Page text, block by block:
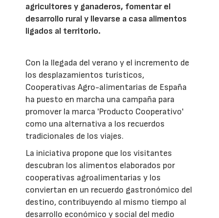
agricultores y ganaderos, fomentar el
desarrollo rural y llevarse a casa alimentos
ligados al territorio.
Con la llegada del verano y el incremento de
los desplazamientos turísticos,
Cooperativas Agro-alimentarias de España
ha puesto en marcha una campaña para
promover la marca 'Producto Cooperativo'
como una alternativa a los recuerdos
tradicionales de los viajes.
La iniciativa propone que los visitantes
descubran los alimentos elaborados por
cooperativas agroalimentarias y los
conviertan en un recuerdo gastronómico del
destino, contribuyendo al mismo tiempo al
desarrollo económico y social del medio